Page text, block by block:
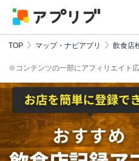
TOP マップ・ナビアプリ 飲食店
※コンテンツの一部にアフィリエイト